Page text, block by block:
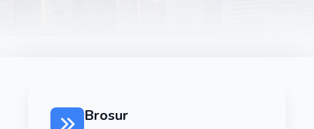
Brosur